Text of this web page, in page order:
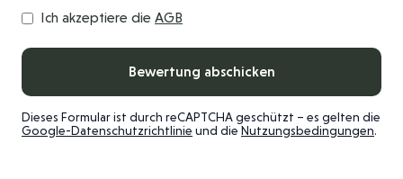
Ich akzeptiere die AGB
Bewertung abschicken
Dieses Formular ist durch reCAPTCHA geschützt – es gelten die
Google-Datenschutzrichtlinie und die Nutzungsbedingungen.